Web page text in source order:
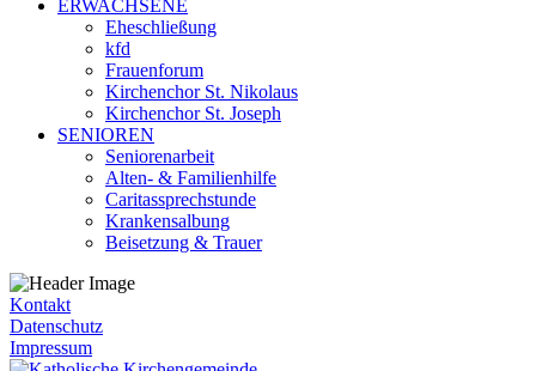
ERWACHSENE
Eheschließung
kfd
Frauenforum
Kirchenchor St. Nikolaus
Kirchenchor St. Joseph
SENIOREN
Seniorenarbeit
Alten- & Familienhilfe
Caritassprechstunde
Krankensalbung
Beisetzung & Trauer
Kontakt
Datenschutz
Impressum